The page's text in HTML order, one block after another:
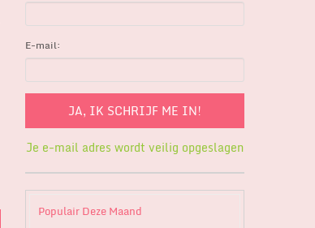
E-mail:
Je e-mail adres wordt veilig opgeslagen
Populair Deze Maand